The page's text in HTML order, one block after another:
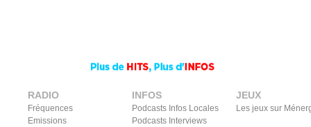
RADIO
Fréquences
Emissions
INFOS
Podcasts Infos Locales
Podcasts Interviews
JEUX
Les jeux sur